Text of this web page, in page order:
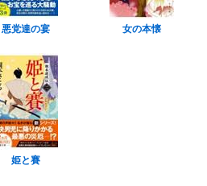
悪党達の宴 女の本懐
姫と賽